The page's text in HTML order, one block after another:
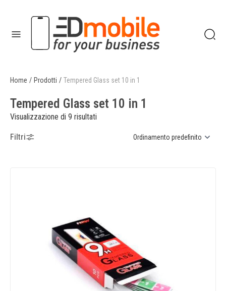
Home / Prodotti / Tempered Glass set 10 in 1
Tempered Glass set 10 in 1
Visualizzazione di 9 risultati
Filtri